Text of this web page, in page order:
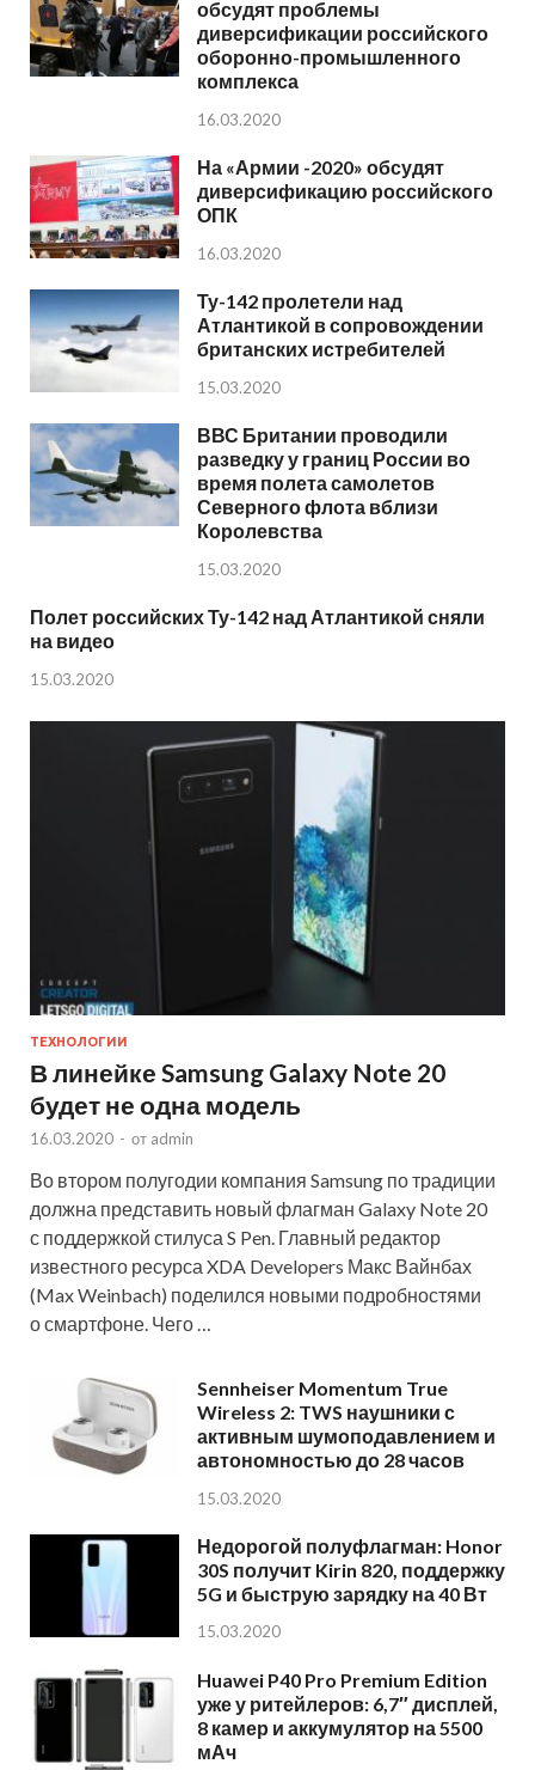
обсудят проблемы
диверсификации российского
оборонно-промышленного
комплекса
16.03.2020
На «Армии -2020» обсудят
диверсификацию российского
ОПК
16.03.2020
Ту-142 пролетели над
Атлантикой в сопровождении
британских истребителей
15.03.2020
ВВС Британии проводили
разведку у границ России во
время полета самолетов
Северного флота вблизи
Королевства
15.03.2020
Полет российских Ту-142 над Атлантикой сняли
на видео
15.03.2020
ТЕХНОЛОГИИ
В линейке Samsung Galaxy Note 20
будет не одна модель
16.03.2020 - от admin
Во втором полугодии компания Samsung по традиции
должна представить новый флагман Galaxy Note 20
с поддержкой стилуса S Pen. Главный редактор
известного ресурса XDA Developers Макс Вайнбах
(Max Weinbach) поделился новыми подробностями
о смартфоне. Чего …
Sennheiser Momentum True
Wireless 2: TWS наушники с
активным шумоподавлением и
автономностью до 28 часов
15.03.2020
Недорогой полуфлагман: Honor
30S получит Kirin 820, поддержку
5G и быструю зарядку на 40 Вт
15.03.2020
Huawei P40 Pro Premium Edition
уже у ритейлеров: 6,7″ дисплей,
8 камер и аккумулятор на 5500
мАч